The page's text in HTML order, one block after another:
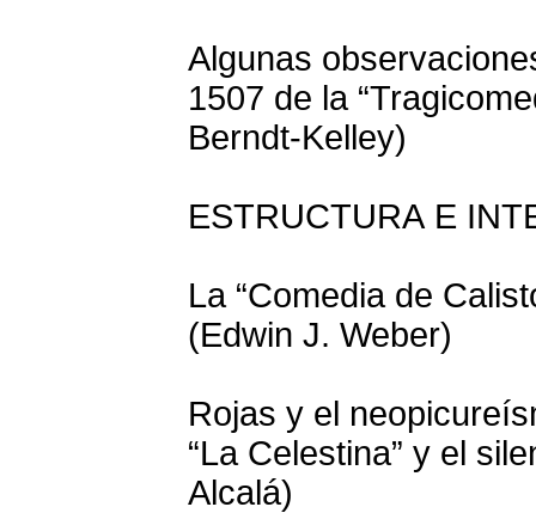
Algunas
1507 de la
Berndt-Kelley)
ESTRUCTURA E
La “Comedia de
(Edwin J. Weber)
Rojas y el
“La Celestina” y el
Alcalá)